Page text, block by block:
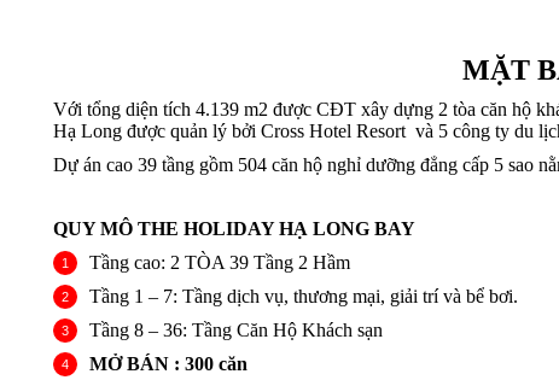
MẶT
Với tổng diện tích 4.139 m2 được CĐT xây dựng 2 tòa căn hộ
Hạ Long được quản lý bởi Cross Hotel Resort và 5 công ty du
Dự án cao 39 tầng gồm 504 căn hộ nghỉ dưỡng đẳng cấp 5 sao
QUY MÔ THE HOLIDAY HẠ LONG BAY
Tầng cao: 2 TÒA 39 Tầng 2 Hầm
Tầng 1 – 7: Tầng dịch vụ, thương mại, giải trí và bể bơi.
Tầng 8 – 36: Tầng Căn Hộ Khách sạn
MỞ BÁN : 300 căn